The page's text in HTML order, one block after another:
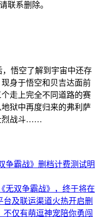
联系删除。
悟空了解到宇宙中还存
身于悟空和贝吉达面前
走上完全不同道路的赛
狱中再度归来的弗利萨
烈战斗……
争霸战》删档计费测试明
无双争霸战》，终于将在
台及联运渠道火热开启删
仅有萌逗神宠陪你勇闯